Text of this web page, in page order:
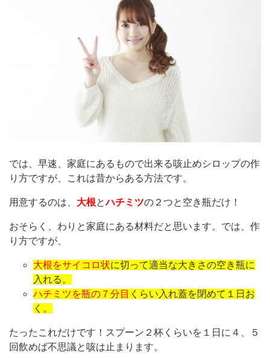
では、早速、家庭にあるもので出来る咳止めシロップの作
り方ですが、これは昔からある方法です。
用意するのは、 大根とハチミツの２つと空き瓶だけ！
おそらく、わりと家庭にある材料だと思います。では、作
り方ですが、
大根をサイコロ状に切って適当な大きさの空き瓶に
入れる。
ハチミツを瓶の７分目 くらい入れ蓋を閉めて１日お
く。
たったこれだけです！スプーン２杯くらいを１日に４、５
回飲めば不思議と咳は止まります。